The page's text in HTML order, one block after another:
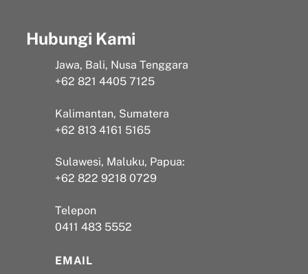
Hubungi Kami
Jawa, Bali, Nusa Tenggara
+62 821 4405 7125
Kalimantan, Sumatera
+62 813 4161 5165
Sulawesi, Maluku, Papua:
+62 822 9218 0729
Telepon
0411 483 5552
EMAIL